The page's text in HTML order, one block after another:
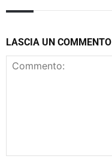
LASCIA UN COMMENTO